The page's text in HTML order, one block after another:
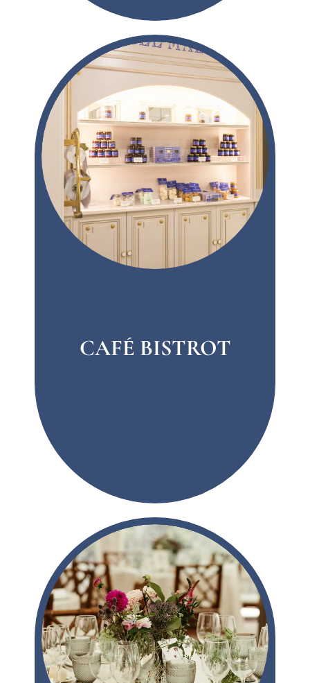
CAFÉ BISTROT
EVENTOS &
CATERING